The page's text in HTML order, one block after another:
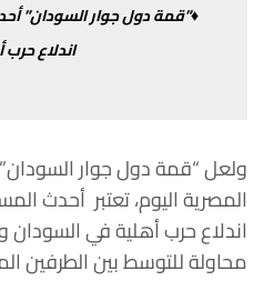
♦”قمةدولجوارالسودان”
اندلاعحرب
ولعل“قمةدولجوارالسودان”
المصريةاليوم،تعتبر أحدث
اندلاعحربأهليةفيالسودان
محاولةللتوسطبينالطرفين